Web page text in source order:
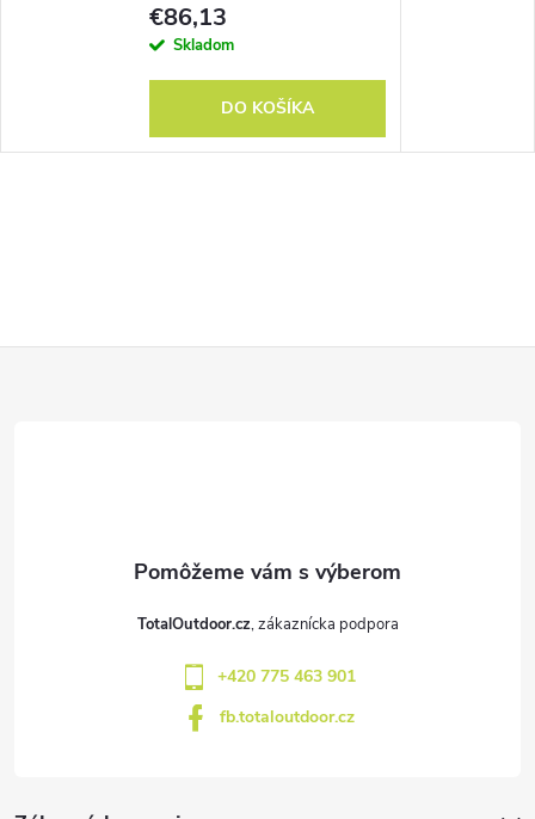
€86,13
Skladom
DO KOŠÍKA
TotalOutdoor.cz
+420 775 463 901
fb.totaloutdoor.cz